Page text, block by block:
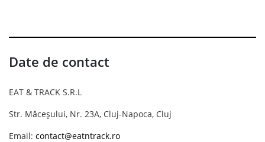
Date de contact
EAT & TRACK S.R.L
Str. Măceșului, Nr. 23A, Cluj-Napoca, Cluj
Email: contact@eatntrack.ro